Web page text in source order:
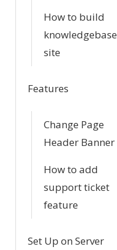
How to build
knowledgebase
site
Features
Change Page
Header Banner
How to add
support ticket
feature
Set Up on Server